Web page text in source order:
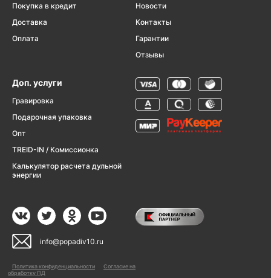
Покупка в кредит
Доставка
Оплата
Новости
Контакты
Гарантии
Отзывы
Доп. услуги
Гравировка
Подарочная упаковка
Опт
TREID-IN / Комиссионка
Калькулятор расчета дульной
энергии
info@popadiv10.ru
Политика конфиденциальности
Согласие на
обработку ПД